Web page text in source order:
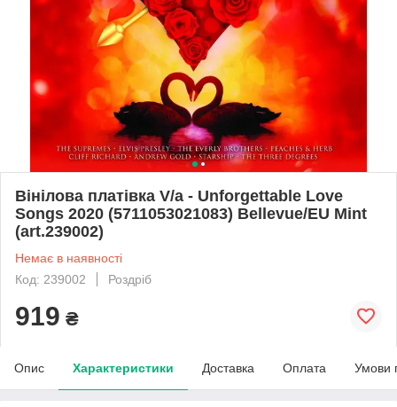
Вінілова платівка V/a - Unforgettable Love
Songs 2020 (5711053021083) Bellevue/EU Mint
(art.239002)
Немає в наявності
Код: 239002
Роздріб
919 ₴
Опис Характеристики Доставка Оплата Умови